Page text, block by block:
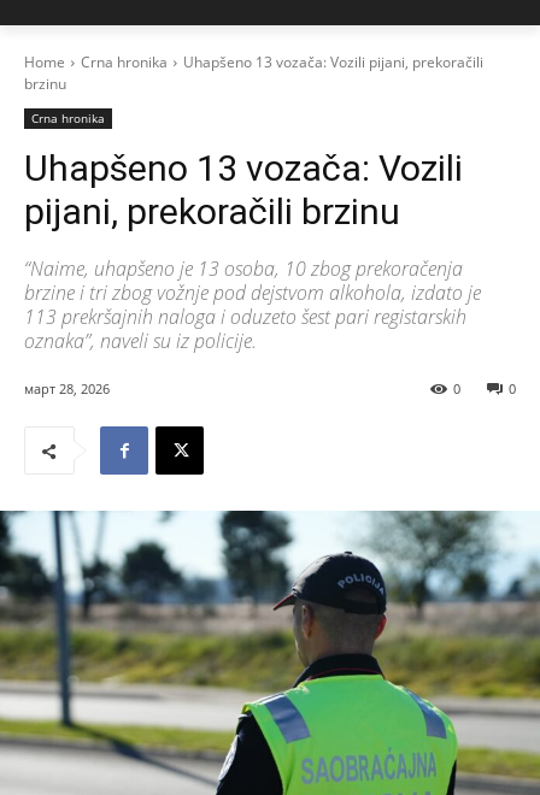
Home Crna hronika
Uhapšeno 13 vozača: Vozili pijani, prekoračili
brzinu
Crna hronika
Uhapšeno 13 vozača: Vozili
pijani, prekoračili brzinu
“Naime, uhapšeno je 13 osoba, 10 zbog prekoračenja
brzine i tri zbog vožnje pod dejstvom alkohola, izdato je
113 prekršajnih naloga i oduzeto šest pari registarskih
oznaka”, naveli su iz policije.
март 28, 2026 0
0